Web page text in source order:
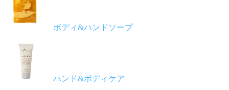
ボディ&ハンドソープ
ハンド&ボディケア